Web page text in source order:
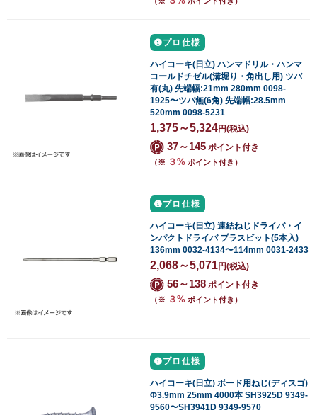
プロ仕様
ハイコーキ(日立) ハンマドリル・ハンマ
コールドチゼル(溝堀り・角出し用) ツバ
有(丸) 先端幅:21mm 280mm 0098-
1925〜ツバ無(6角) 先端幅:28.5mm
520mm 0098-5231
1,375～5,324円(税込)
37～145 ポイント付き
（※ ３% ポイント付き）
プロ仕様
ハイコーキ(日立) 連結ねじドライバ・イ
ンパクトドライバ プラスビット(5本入)
136mm 0032-4134〜114mm 0031-2433
2,068～5,071円(税込)
56～138 ポイント付き
（※ ３% ポイント付き）
プロ仕様
ハイコーキ(日立) ボード用ねじ(ディスゴ)
Φ3.9mm 25mm 4000本 SH3925D 9349-
9560〜SH3941D 9349-9570